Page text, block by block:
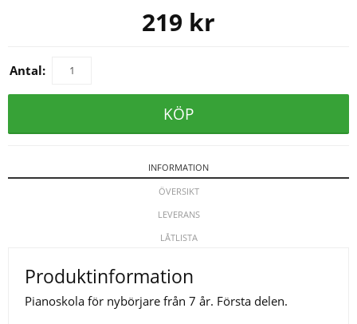
219 kr
Antal:
KÖP
INFORMATION
ÖVERSIKT
LEVERANS
LÅTLISTA
Produktinformation
Pianoskola för nybörjare från 7 år. Första delen.